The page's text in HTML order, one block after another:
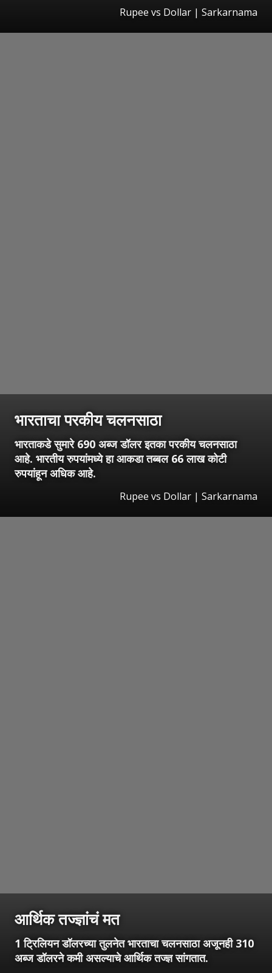
Rupee vs Dollar | Sarkarnama
भारताचा परकीय चलनसाठा
भारताकडे सुमारे 690 अब्ज डॉलर इतका परकीय चलनसाठा
आहे. भारतीय रुपयांमध्ये हा आकडा तब्बल 66 लाख कोटी
रुपयांहून अधिक आहे.
Rupee vs Dollar | Sarkarnama
आर्थिक तज्ज्ञांचं मत
1 ट्रिलियन डॉलरच्या तुलनेत भारताचा चलनसाठा अजूनही 310
अब्ज डॉलरने कमी असल्याचे आर्थिक तज्ज्ञ सांगतात.